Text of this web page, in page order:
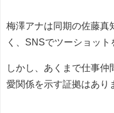
梅澤アナは同期の佐藤真
く、SNSでツーショット
しかし、あくまで仕事
愛関係を示す証拠はあり